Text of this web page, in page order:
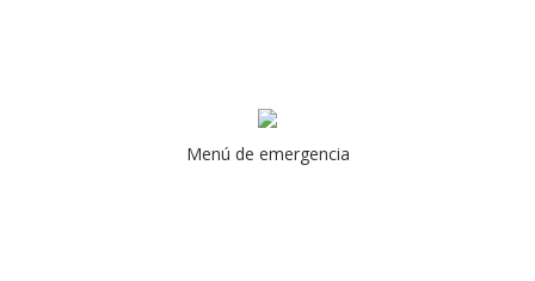
Menú de emergencia